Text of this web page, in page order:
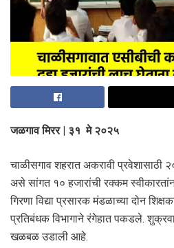
जळगाव मिरर | ३१ मे २०२५
चाळीसगाव शहरात अकरावी प्रवेशासाठी
असे सांगत १० हजारांची रक्कम
गिरणा विद्या प्रसारक मंडळाच्या दोन
प्रतिबंधक विभागाने रंगेहात पकडले.
खळबळ उडाली आहे.